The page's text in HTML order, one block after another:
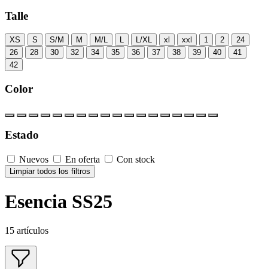
Talle
XS S S/M M M/L L L/XL xl xxl 1 2
24
26
28 30 32 34 35 36 37 38 39 40
41
42
Color
Estado
Nuevos En oferta Con stock
Limpiar todos los filtros
Esencia SS25
15 artículos